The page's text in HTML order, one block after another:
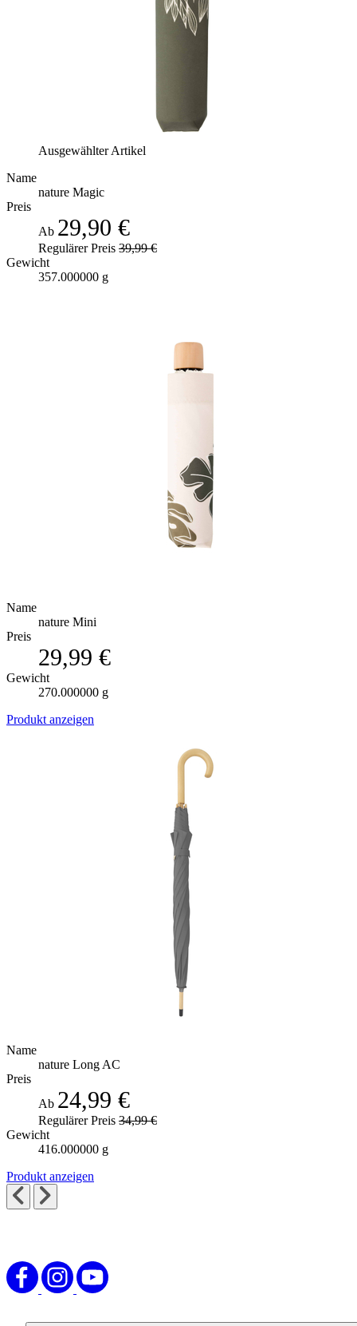
Ausgewählter Artikel
Name
nature Magic
Preis
Ab 29,90 €
Regulärer Preis 39,99 €
Gewicht
357.000000 g
Name
nature Mini
Preis
29,99 €
Gewicht
270.000000 g
Produkt anzeigen
Name
nature Long AC
Preis
Ab 24,99 €
Regulärer Preis 34,99 €
Gewicht
416.000000 g
Produkt anzeigen